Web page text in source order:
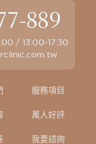
889
/ 13:00-17:30
服務項目
萬人好評
我要諮詢